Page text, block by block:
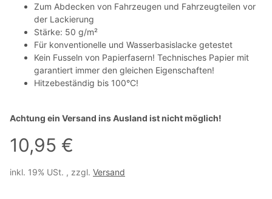
Zum Abdecken von Fahrzeugen und Fahrzeugteilen vor
der Lackierung
Stärke: 50 g/m²
Für konventionelle und Wasserbasislacke getestet
Kein Fusseln von Papierfasern! Technisches Papier mit
garantiert immer den gleichen Eigenschaften!
Hitzebeständig bis 100°C!
Achtung ein Versand ins Ausland ist nicht möglich!
10,95 €
inkl. 19% USt. , zzgl. Versand